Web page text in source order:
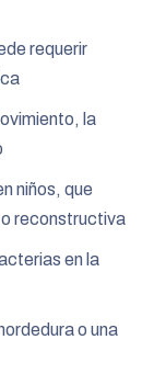
requerir
la
niños, que
reconstructiva
en la
o una